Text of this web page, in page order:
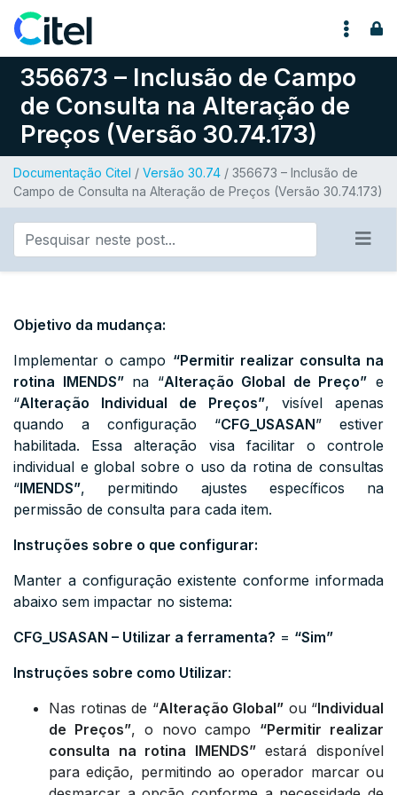
Pular para o conteúdo
356673 – Inclusão de Campo
de Consulta na Alteração de
Preços (Versão 30.74.173)
Documentação Citel / Versão 30.74 / 356673 – Inclusão de
Campo de Consulta na Alteração de Preços (Versão 30.74.173)
Objetivo da mudança:
Implementar o campo “Permitir realizar consulta na
rotina IMENDS”na “Alteração Global de Preço” e
“Alteração Individual de Preços”, visível apenas
quando a configuração “CFG_USASAN” estiver
habilitada. Essa alteração visa facilitar o controle
individual e global sobre o uso da rotina de consultas
“IMENDS”, permitindo ajustes específicos na
permissão de consulta para cada item.
Instruções sobre o que configurar:
Manter a configuração existente conforme informada
abaixo sem impactar no sistema:
CFG_USASAN – Utilizar a ferramenta? = “Sim”
Instruções sobre como Utilizar:
Nas rotinas de “Alteração Global” ou “Individual
de Preços”, o novo campo “Permitir realizar
consulta na rotina IMENDS”estará disponível
para edição, permitindo ao operador marcar ou